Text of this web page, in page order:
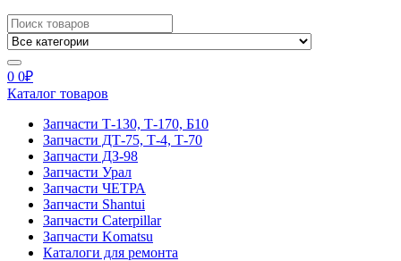
Search
for:
0 0₽
Каталог товаров
Запчасти Т-130, Т-170, Б10
Запчасти ДТ-75, Т-4, Т-70
Запчасти ДЗ-98
Запчасти Урал
Запчасти ЧЕТРА
Запчасти Shantui
Запчасти Caterpillar
Запчасти Komatsu
Каталоги для ремонта